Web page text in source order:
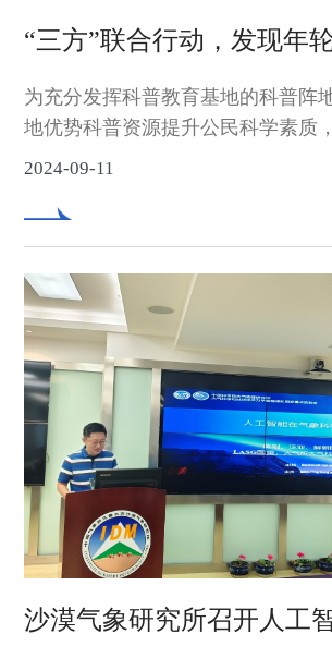
“三方”联合行动，发现年
为充分发挥科普教育基地的科普阵
地优势科普资源提升公民科学素质
国科学探险协会的统一部署下，沙
绕“从年轮 看世界”主题开展科普。
上线下相结合的方式进行，广州的
直播参与活动。
2024-09-11
沙漠气象研究所召开人工